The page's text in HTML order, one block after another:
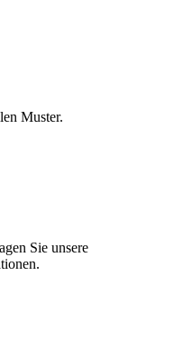
Muster.
Sie unsere